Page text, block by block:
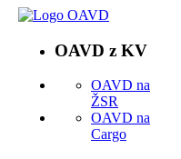
OAVD z KV
OAVD na
ŽSR
OAVD na
Cargo